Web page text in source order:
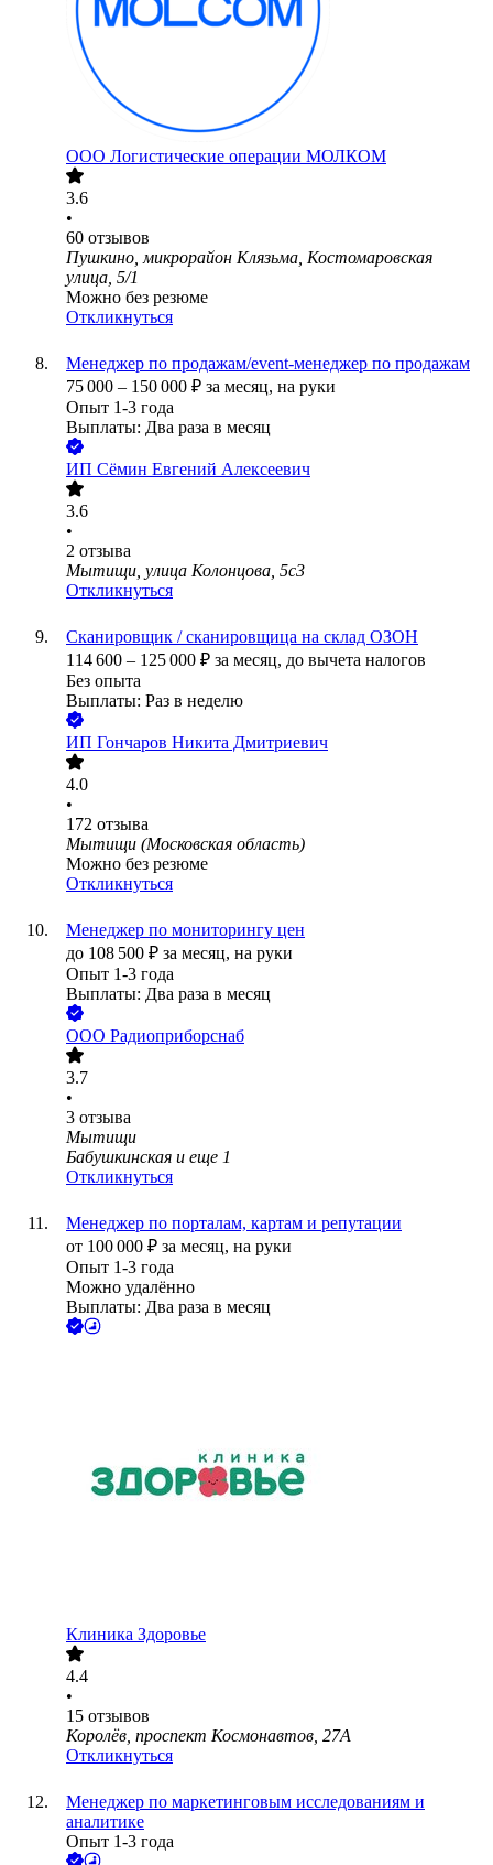
ООО Логистические операции МОЛКОМ
3.6
•
60 отзывов
Пушкино, микрорайон Клязьма, Костомаровская
улица, 5/1
Можно без резюме
Откликнуться
Менеджер по продажам/event-менеджер по продажам
75 000 – 150 000 ₽ за месяц, на руки
Опыт 1-3 года
Выплаты: Два раза в месяц
ИП Сёмин Евгений Алексеевич
3.6
•
2 отзыва
Мытищи, улица Колонцова, 5с3
Откликнуться
Сканировщик / сканировщица на склад ОЗОН
114 600 – 125 000 ₽ за месяц, до вычета налогов
Без опыта
Выплаты: Раз в неделю
ИП Гончаров Никита Дмитриевич
4.0
•
172 отзыва
Мытищи (Московская область)
Можно без резюме
Откликнуться
Менеджер по мониторингу цен
до 108 500 ₽ за месяц, на руки
Опыт 1-3 года
Выплаты: Два раза в месяц
ООО Радиоприборснаб
3.7
•
3 отзыва
Мытищи
Бабушкинская и еще 1
Откликнуться
Менеджер по порталам, картам и репутации
от 100 000 ₽ за месяц, на руки
Опыт 1-3 года
Можно удалённо
Выплаты: Два раза в месяц
Клиника Здоровье
4.4
•
15 отзывов
Королёв, проспект Космонавтов, 27А
Откликнуться
Менеджер по маркетинговым исследованиям и
аналитике
Опыт 1-3 года